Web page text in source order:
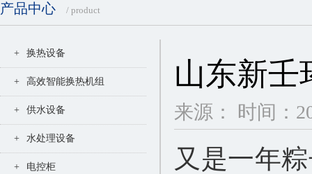
产品中心 / product
+ 换热设备
+ 高效智能换热机组
+ 供水设备
+ 水处理设备
+ 电控柜
山东新壬
来源： 时间：
又是一年